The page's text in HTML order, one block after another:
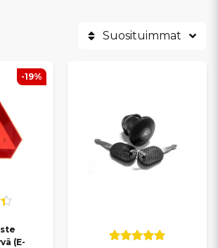
ulkopinnassa.
parantavat ajoneuvon yleisilmettä ja
rakenteita kulumiselta ja kosteudelta. Oikeilla
mopoautosi siistinä ja viimeisteltynä pitkään.
sopivat exteriöriosat omaan ajoneuvoosi.
Suosituimmat
(E-
-19%